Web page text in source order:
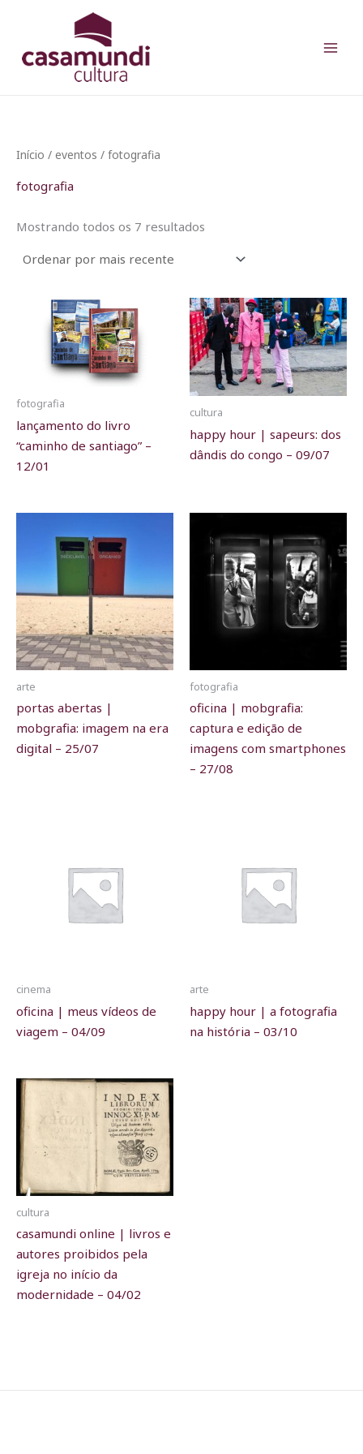
conteúdo
Início / eventos / fotografia
fotografia
Mostrando todos os 7 resultados
fotografia
lançamento do livro
“caminho de santiago” –
12/01
cultura
happy hour | sapeurs: dos
dândis do congo – 09/07
arte
portas abertas |
mobgrafia: imagem na era
digital – 25/07
fotografia
oficina | mobgrafia:
captura e edição de
imagens com smartphones
– 27/08
cinema
oficina | meus vídeos de
viagem – 04/09
arte
happy hour | a fotografia
na história – 03/10
cultura
casamundi online | livros e
autores proibidos pela
igreja no início da
modernidade – 04/02